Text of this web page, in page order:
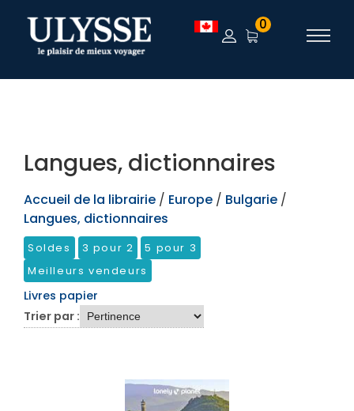
TEST 0
Langues, dictionnaires
Accueil de la librairie / Europe / Bulgarie /
Langues, dictionnaires
Soldes 3 pour 2
5 pour 3
Meilleurs vendeurs
Livres papier
Trier par :